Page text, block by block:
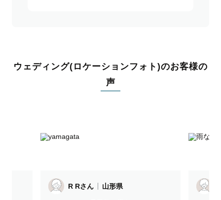
ウェディング(ロケーションフォト)のお客様の
声
himaさん 山形県